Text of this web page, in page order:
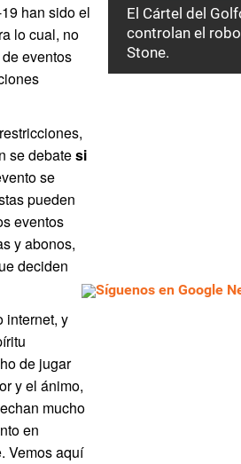
han sido el
lo cual, no
eventos
se debatesi
se
pueden
eventos
y abonos,
deciden
internet, y
de jugar
y el ánimo,
mucho
en
Vemos aquí
El Cártel del
controlan el
Stone.
Síguenos en Google